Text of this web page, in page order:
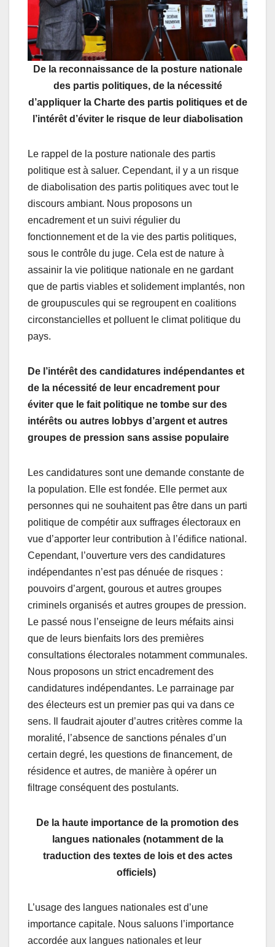
De la reconnaissance de la posture nationale
des partis politiques, de la nécessité
d’appliquer la Charte des partis politiques et de
l’intérêt d’éviter le risque de leur diabolisation
Le rappel de la posture nationale des partis
politique est à saluer. Cependant, il y a un risque
de diabolisation des partis politiques avec tout le
discours ambiant. Nous proposons un
encadrement et un suivi régulier du
fonctionnement et de la vie des partis politiques,
sous le contrôle du juge. Cela est de nature à
assainir la vie politique nationale en ne gardant
que de partis viables et solidement implantés, non
de groupuscules qui se regroupent en coalitions
circonstancielles et polluent le climat politique du
pays.
De l’intérêt des candidatures indépendantes et
de la nécessité de leur encadrement pour
éviter que le fait politique ne tombe sur des
intérêts ou autres lobbys d’argent et autres
groupes de pression sans assise populaire
Les candidatures sont une demande constante de
la population. Elle est fondée. Elle permet aux
personnes qui ne souhaitent pas être dans un parti
politique de compétir aux suffrages électoraux en
vue d’apporter leur contribution à l’édifice national.
Cependant, l’ouverture vers des candidatures
indépendantes n’est pas dénuée de risques :
pouvoirs d’argent, gourous et autres groupes
criminels organisés et autres groupes de pression.
Le passé nous l’enseigne de leurs méfaits ainsi
que de leurs bienfaits lors des premières
consultations électorales notamment communales.
Nous proposons un strict encadrement des
candidatures indépendantes. Le parrainage par
des électeurs est un premier pas qui va dans ce
sens. Il faudrait ajouter d’autres critères comme la
moralité, l’absence de sanctions pénales d’un
certain degré, les questions de financement, de
résidence et autres, de manière à opérer un
filtrage conséquent des postulants.
De la haute importance de la promotion des
langues nationales (notamment de la
traduction des textes de lois et des actes
officiels)
L’usage des langues nationales est d’une
importance capitale. Nous saluons l’importance
accordée aux langues nationales et leur